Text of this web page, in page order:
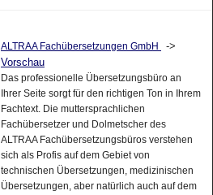
ALTRAA Fachübersetzungen GmbH
->
Vorschau
Das professionelle Übersetzungsbüro an
Ihrer Seite sorgt für den richtigen Ton in Ihrem
Fachtext. Die muttersprachlichen
Fachübersetzer und Dolmetscher des
ALTRAA Fachübersetzungsbüros verstehen
sich als Profis auf dem Gebiet von
technischen Übersetzungen, medizinischen
Übersetzungen, aber natürlich auch auf dem